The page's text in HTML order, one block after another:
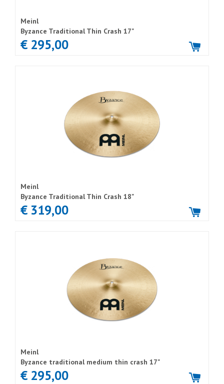
Meinl
Byzance Traditional Thin Crash 17"
€ 295,00
Meinl
Byzance Traditional Thin Crash 18"
€ 319,00
Meinl
Byzance traditional medium thin crash 17"
€ 295,00